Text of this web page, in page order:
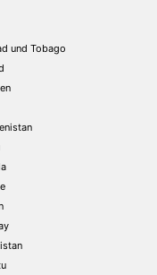
und Tobago